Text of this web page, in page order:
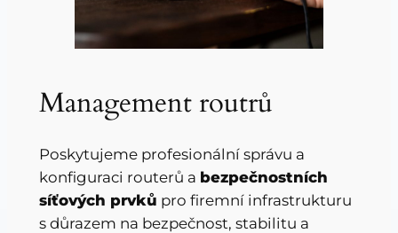
Management routrů
Poskytujeme profesionální správu a
konfiguraci routerů a bezpečnostních
síťových prvků pro firemní infrastrukturu
s důrazem na bezpečnost, stabilitu a